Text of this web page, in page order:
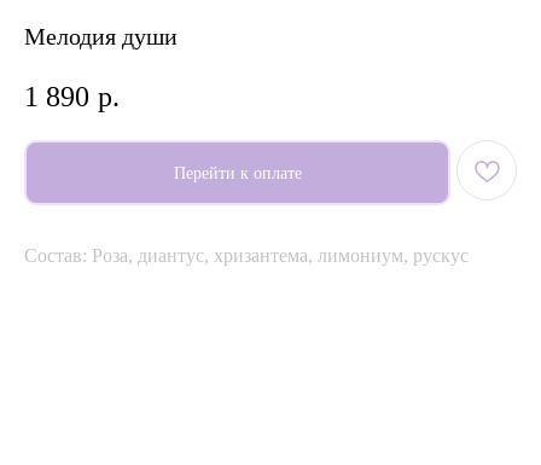
Мелодия души
1 890 р.
Перейти к оплате
Состав: Роза, диантус, хризантема, лимониум, рускус